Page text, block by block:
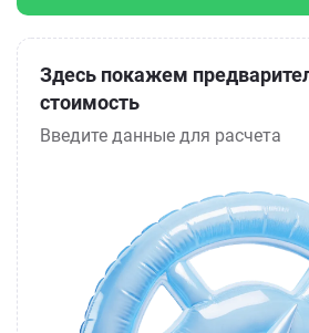
Здесь покажем
стоимость
Введите данные для расчета